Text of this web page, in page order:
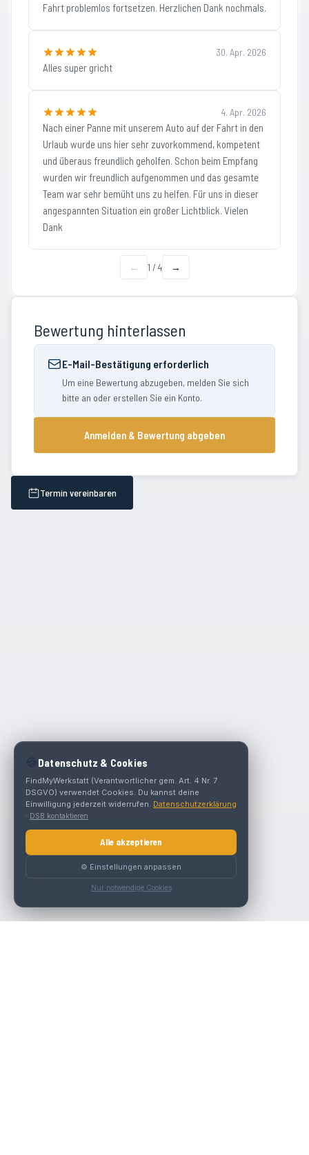
Fahrt problemlos fortsetzen. Herzlichen Dank nochmals.
30. Apr. 2026
Alles super gricht
4. Apr. 2026
Nach einer Panne mit unserem Auto auf der Fahrt in den
Urlaub wurde uns hier sehr zuvorkommend, kompetent
und überaus freundlich geholfen. Schon beim Empfang
wurden wir freundlich aufgenommen und das gesamte
Team war sehr bemüht uns zu helfen. Für uns in dieser
angespannten Situation ein großer Lichtblick. Vielen
Dank
← 1 / 4 →
Bewertung hinterlassen
E-Mail-Bestätigung erforderlich
Um eine Bewertung abzugeben, melden Sie sich
bitte an oder erstellen Sie ein Konto.
Anmelden & Bewertung abgeben
Termin vereinbaren
🍪 Datenschutz & Cookies
FindMyWerkstatt (Verantwortlicher gem. Art. 4 Nr. 7
DSGVO) verwendet Cookies. Du kannst deine
Einwilligung jederzeit widerrufen. Datenschutzerklärung
· DSB kontaktieren
Alle akzeptieren
⚙️ Einstellungen anpassen
Nur notwendige Cookies